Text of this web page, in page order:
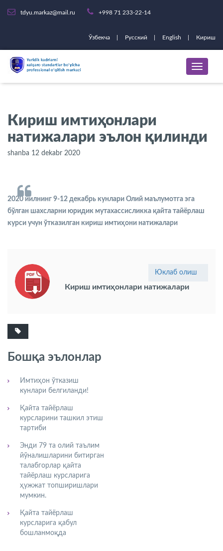
tdyu.markaz@mail.ru +998 71 233-22-14
Ўзбекча Русский English Кириш
Кириш имтиҳонлари
натижалари эълон қилинди
shanba 12 dekabr 2020
2020 йилнинг 9-12 декабрь кунлари Олий маълумотга эга
бўлган шахсларни юридик мутахассисликка қайта тайёрлаш
курси учун ўтказилган кириш имтиҳони натижалари
Юклаб олиш
Кириш имтиҳонлари натижалари
Бошқа эълонлар
Имтиҳон ўтказиш
кунлари белгиланди!
Қайта тайёрлаш
курсларини ташкил этиш
тартиби
Энди 79 та олий таълим
йўналишларини битирган
талабгорлар қайта
тайёрлаш курсларига
ҳужжат топширишлари
мумкин.
Қайта тайёрлаш
курсларига қабул
бошланмоқда